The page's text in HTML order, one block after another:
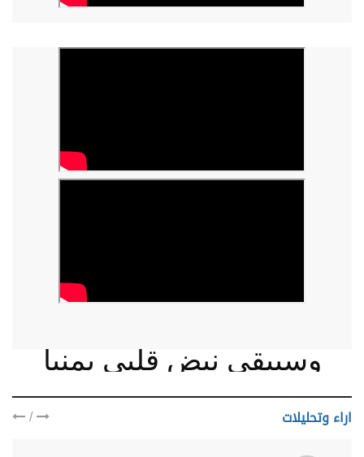
وسيبقى نبض قلبي يمنيا
اراء وتحليلات /